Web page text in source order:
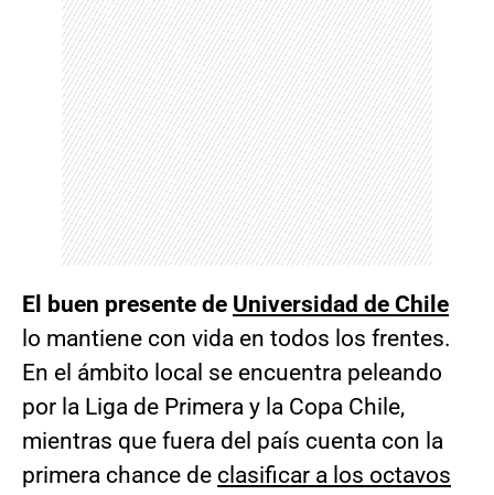
El buen presente de Universidad de Chile
lo mantiene con vida en todos los frentes.
En el ámbito local se encuentra peleando
por la Liga de Primera y la Copa Chile,
mientras que fuera del país cuenta con la
primera chance de clasificar a los octavos